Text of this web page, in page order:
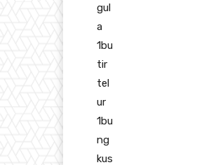
gul
a
1bu
tir
tel
ur
1bu
ng
kus